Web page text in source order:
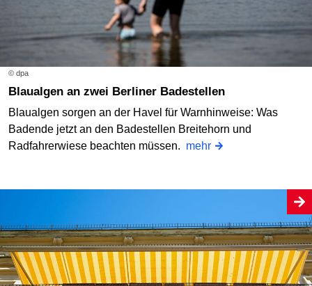
© dpa
Blaualgen an zwei Berliner Badestellen
Blaualgen sorgen an der Havel für Warnhinweise: Was
Badende jetzt an den Badestellen Breitehorn und
Radfahrerwiese beachten müssen. mehr